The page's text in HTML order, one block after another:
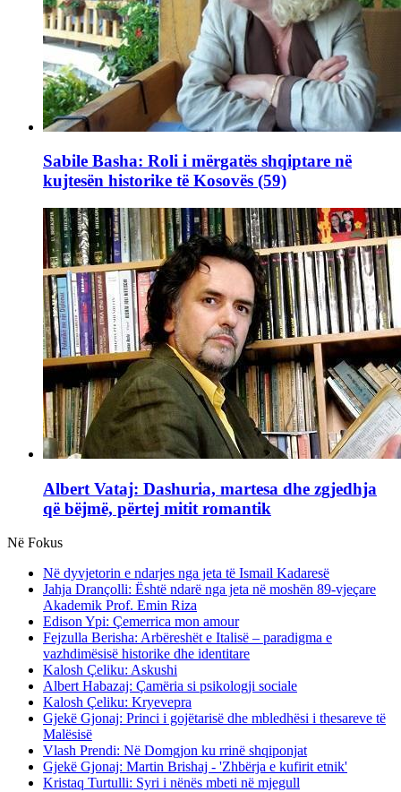
Sabile Basha: Roli i mërgatës shqiptare në
kujtesën historike të Kosovës (59)
Albert Vataj: Dashuria, martesa dhe zgjedhja
që bëjmë, përtej mitit romantik
Në Fokus
Në dyvjetorin e ndarjes nga jeta të Ismail Kadaresë
Jahja Drançolli: Është ndarë nga jeta në moshën 89-vjeçare
Akademik Prof. Emin Riza
Edison Ypi: Çemerrica mon amour
Fejzulla Berisha: Arbëreshët e Italisë – paradigma e
vazhdimësisë historike dhe identitare
Kalosh Çeliku: Askushi
Albert Habazaj: Çamëria si psikologji sociale
Kalosh Çeliku: Kryevepra
Gjekë Gjonaj: Princi i gojëtarisë dhe mbledhësi i thesareve të
Malësisë
Vlash Prendi: Në Domgjon ku rrinë shqiponjat
Gjekë Gjonaj: Martin Brishaj - 'Zhbërja e kufirit etnik'
Kristaq Turtulli: Syri i nënës mbeti në mjegull